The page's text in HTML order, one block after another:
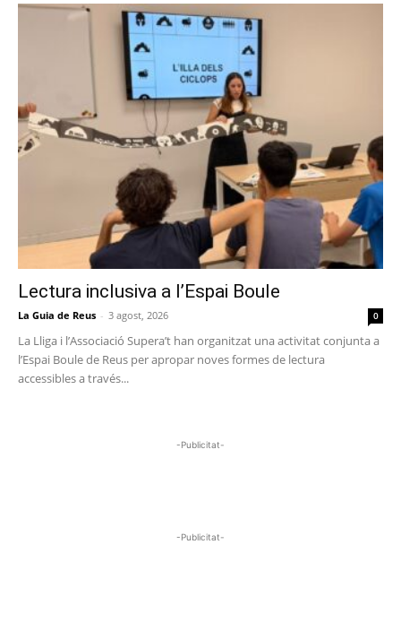
Lectura inclusiva a l’Espai Boule
La Guia de Reus - 3 agost, 2026 0
La Lliga i l’Associació Supera’t han organitzat una activitat conjunta a
l’Espai Boule de Reus per apropar noves formes de lectura
accessibles a través...
-Publicitat-
-Publicitat-